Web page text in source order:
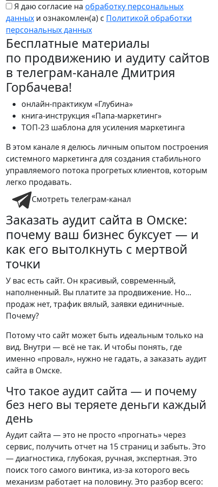
Я даю согласие на обработку персональных
данных и ознакомлен(а) с Политикой обработки
персональных данных
Бесплатные материалы
по продвижению и аудиту сайтов
в телеграм-канале Дмитрия
Горбачева!
онлайн-практикум «Глубина»
книга-инструкция «Папа-маркетинг»
ТОП-23 шаблона для усиления маркетинга
В этом канале я делюсь личным опытом построения
системного маркетинга для создания стабильного
управляемого потока прогретых клиентов, которым
легко продавать.
Смотреть телеграм-канал
Заказать аудит сайта в Омске:
почему ваш бизнес буксует — и
как его вытолкнуть с мертвой
точки
У вас есть сайт. Он красивый, современный,
наполненный. Вы платите за продвижение. Но...
продаж нет, трафик вялый, заявки единичные.
Почему?
Потому что сайт может быть идеальным только на
вид. Внутри — всё не так. И чтобы понять, где
именно «провал», нужно не гадать, а заказать аудит
сайта в Омске.
Что такое аудит сайта — и почему
без него вы теряете деньги каждый
день
Аудит сайта — это не просто «прогнать» через
сервис, получить отчет на 15 страниц и забыть. Это
— диагностика, глубокая, ручная, экспертная. Это
поиск того самого винтика, из-за которого весь
механизм работает на половину. Это разбор всего: